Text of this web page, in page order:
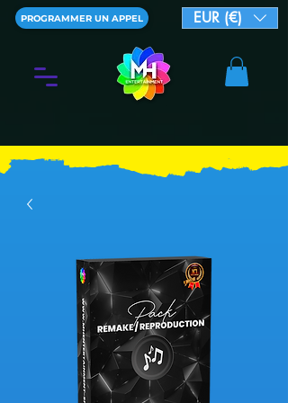
PROGRAMMER UN APPEL EUR (€)